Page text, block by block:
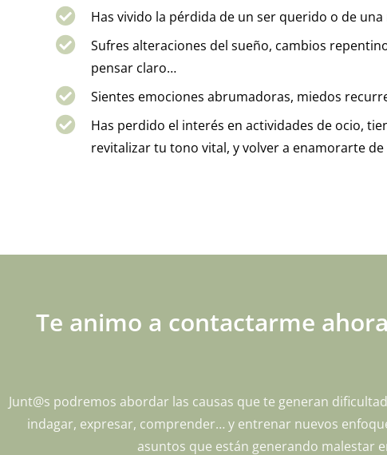
Has vivido la pérdida de un ser querido o de
Sufres alteraciones del sueño, cambios
pensar claro…
Sientes emociones abrumadoras, miedos
Has perdido el interés en actividades de ocio,
revitalizar tu tono vital, y volver a enamorarte de
Te animo a contactarme
Junt@s podremos abordar las causas que te generan
indagar, expresar, comprender… y entrenar nuevos
asuntos que están generando malestar